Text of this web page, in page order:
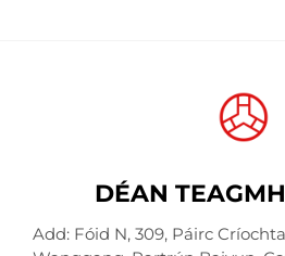
DÉAN
Add: Fóid N, 309, Páirc